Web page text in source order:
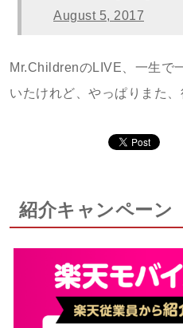
August 5, 2017
Mr.ChildrenのLIVE、一生で
いたけれど、やっぱりまた、
紹介キャンペーン